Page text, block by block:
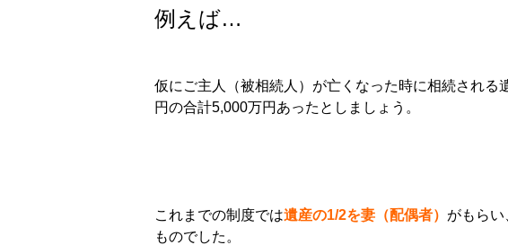
例えば…
仮にご主人（被相続人）が亡くなった時に相続される
円の合計5,000万円あったとしましょう。
これまでの制度では遺産の1/2を妻（配偶者） がもらい
ものでした。